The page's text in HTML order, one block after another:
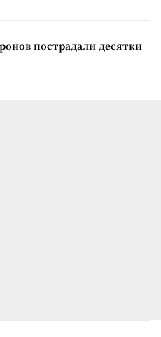
пострадали десятки